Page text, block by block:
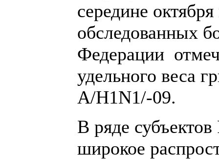
середине
обследованных
Федерации
удельного веса
А/H1N1/-09.
В ряде
широкое